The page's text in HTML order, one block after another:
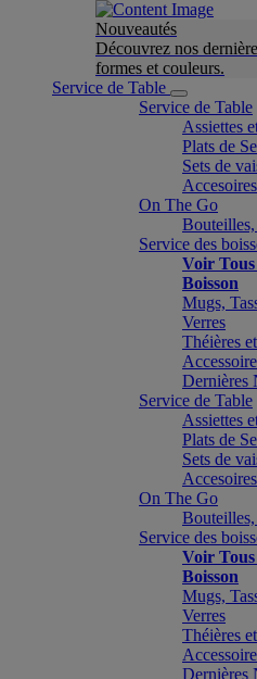
Nouveautés
Découvrez nos
formes et couleurs.
Service de Table
Service de Table
Assiettes
Plats de
Sets de
On The Go
Bouteilles,
Service des
Voir
Boisson
Mugs,
Verres
Théières
Dernières
Service de Table
Assiettes
Plats de
Sets de
On The Go
Bouteilles,
Service des
Voir
Boisson
Mugs,
Verres
Théières
Dernières